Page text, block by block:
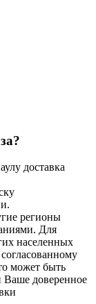
доставка
регионы
Для
населенных
согласованному
может быть
доверенное